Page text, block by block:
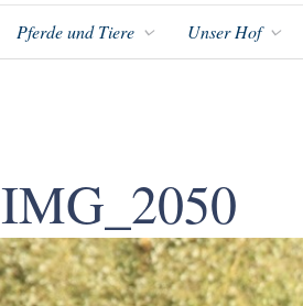
Pferde und Tiere Unser Hof
IMG_2050